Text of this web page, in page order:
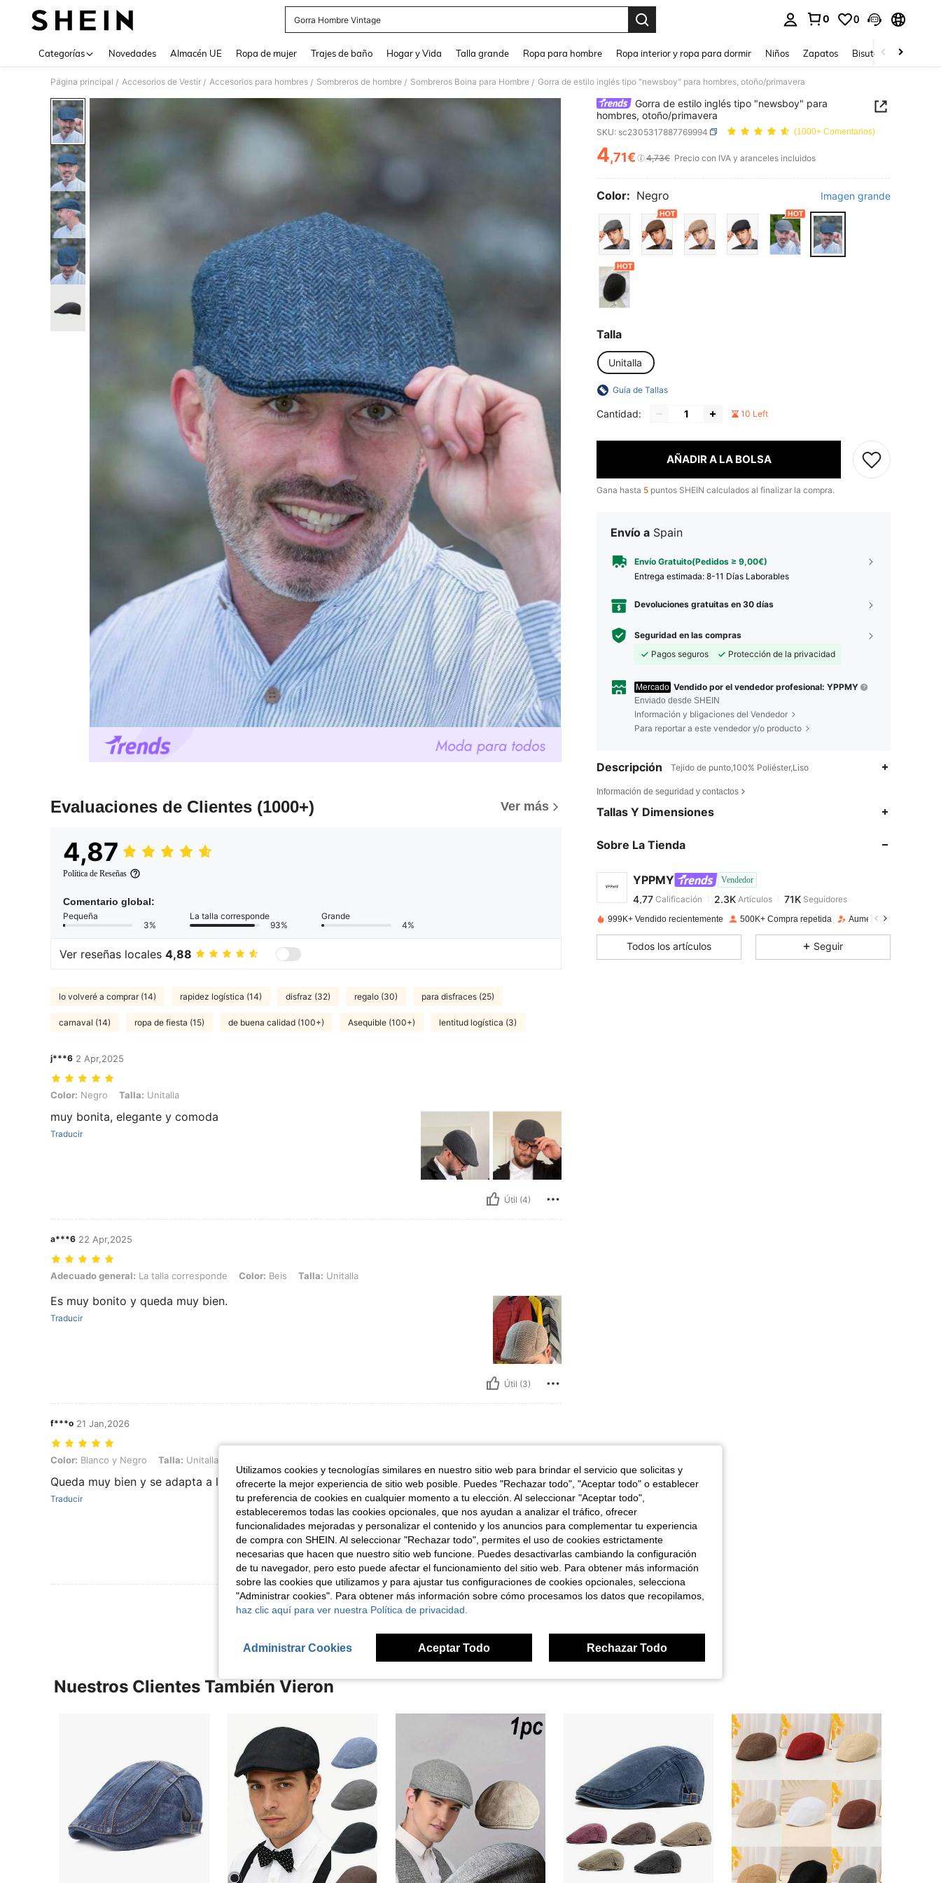
Gorra Hombre Vintage
0 0
Categorías Novedades Almacén UE Ropa de mujer Trajes de baño Hogar y Vida Talla grande Ropa para hombre Ropa interior y ropa para dormir Niños Zapatos Bisutería Y
Página principal / Accesorios de Vestir / Accesorios para hombres / Sombreros de hombre / Sombreros Boina para Hombre / Gorra de estilo inglés tipo "newsboy" para hombres, otoño/primavera
Evaluaciones de Clientes (1000+) Ver más
4,87
Política de Reseñas
Comentario global:
Pequeña
3%
La talla corresponde
93%
Grande
4%
Ver reseñas locales 4,88
lo volveré a comprar (14) rapidez logística (14) disfraz (32) regalo (30) para disfraces (25)
carnaval (14) ropa de fiesta (15) de buena calidad (100+) Asequible (100+) lentitud logística (3)
j***6 2 Apr,2025
Color: Negro, Talla: Unitalla
Color: Negro Talla: Unitalla
muy bonita, elegante y comoda
Traducir
Útil (4)
a***6 22 Apr,2025
Adecuado general: La talla corresponde, Color: Beis, Talla: Unitalla
Adecuado general: La talla corresponde Color: Beis Talla: Unitalla
Es muy bonito y queda muy bien.
Traducir
Útil (3)
f***o 21 Jan,2026
Color: Blanco y Negro, Talla: Unitalla
Color: Blanco y Negro Talla: Unitalla
Queda muy bien y se adapta a la cabeza
Traducir
Útil (2)
Ver Más Reseñas
Gorra de estilo inglés tipo "newsboy" para
hombres, otoño/primavera
SKU: sc2305317887769994 (1000+ Comentarios)
PRICE AND AVAILABILITY
4,71€ 4,73€ Precio con IVA y aranceles incluidos
Color: Negro Imagen grande
Talla
Unitalla
Guía de Tallas
Cantidad: 10 Left
AÑADIR A LA BOLSA
Gana hasta 5 puntos SHEIN calculados al finalizar la compra.
Envío a Spain
Envío Gratuito(Pedidos ≥ 9,00€)
Entrega estimada: 8-11 Días Laborables
Devoluciones gratuitas en 30 días
Seguridad en las compras
Pagos seguros
Protección de la privacidad
Mercado Vendido por el vendedor profesional: YPPMY
Enviado desde SHEIN
Información y bligaciones del Vendedor
Para reportar a este vendedor y/o producto
Descripción Tejido de punto,100% Poliéster,Liso
Información de seguridad y contactos
Tallas Y Dimensiones
Sobre La Tienda
YPPMY Vendedor
4,77
4,77
Calificación 2.3KArtículos
h***apagadoHace 1 día
4,77 2.3K 71K
999K+ Vendido recientemente 500K+ Compra repetida Aumento de
Todos los artículos Seguir
Nuestros Clientes También Vieron
Utilizamos cookies y tecnologías similares en nuestro sitio web para brindar el servicio que solicitas y
ofrecerte la mejor experiencia de sitio web posible. Puedes "Rechazar todo", "Aceptar todo" o establecer
tu preferencia de cookies en cualquier momento a tu elección. Al seleccionar "Aceptar todo",
estableceremos todas las cookies opcionales, que nos ayudan a analizar el tráfico, ofrecer
funcionalidades mejoradas y personalizar el contenido y los anuncios para complementar tu experiencia
de compra con SHEIN. Al seleccionar "Rechazar todo", permites el uso de cookies estrictamente
necesarias que hacen que nuestro sitio web funcione. Puedes desactivarlas cambiando la configuración
de tu navegador, pero esto puede afectar el funcionamiento del sitio web. Para obtener más información
sobre las cookies que utilizamos y para ajustar tus configuraciones de cookies opcionales, selecciona
"Administrar cookies". Para obtener más información sobre cómo procesamos los datos que recopilamos,
haz clic aquí para ver nuestra Política de privacidad.
Administrar Cookies Aceptar Todo Rechazar Todo